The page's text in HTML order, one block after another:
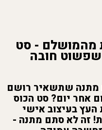
מהמושלם - סט
חובה
מתנה שתשאיר רושם
אחר יום? סט הכוס
ו-4 תחתיות העץ בעיצוב אישי
זה לא סתם מתנה -